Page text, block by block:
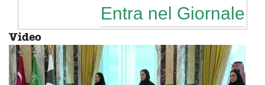
Entra nel Giornale
Video